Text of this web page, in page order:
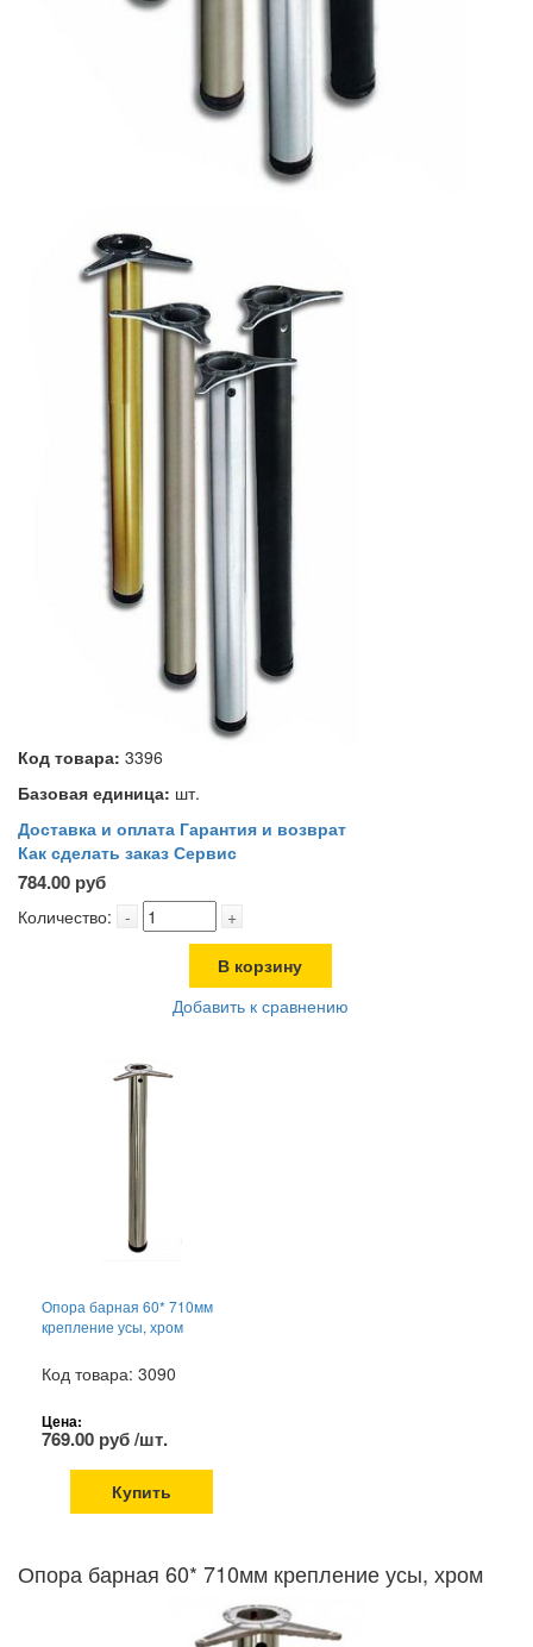
Код товара: 3396
Базовая единица: шт.
Доставка и оплата Гарантия и возврат
Как сделать заказ Сервис
784.00 руб
Количество: - +
В корзину
Добавить к сравнению
Опора барная 60* 710мм
крепление усы, хром
Код товара: 3090
Цена:
769.00 руб /шт.
Купить
Опора барная 60* 710мм крепление усы, хром